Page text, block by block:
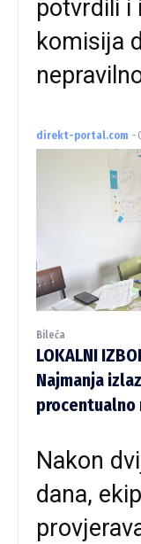
potvrdili i
komisija
direkt-portal.com -
Bileća
LOKALNI
Najmanja
procentualno
Nakon
dana,